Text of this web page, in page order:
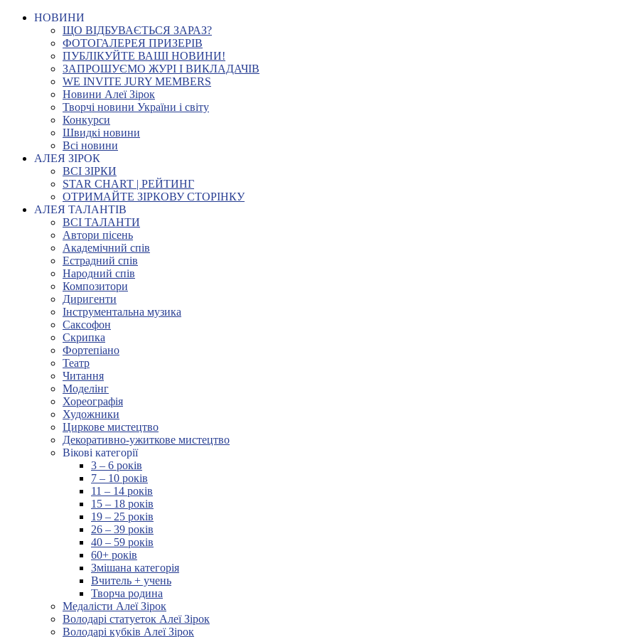
НОВИНИ
ЩО ВІДБУВАЄТЬСЯ ЗАРАЗ?
ФОТОГАЛЕРЕЯ ПРИЗЕРІВ
ПУБЛІКУЙТЕ ВАШІ НОВИНИ!
ЗАПРОШУЄМО ЖУРІ І ВИКЛАДАЧІВ
WE INVITE JURY MEMBERS
Новини Алеї Зірок
Творчі новини України і світу
Конкурси
Швидкі новини
Всі новини
АЛЕЯ ЗІРОК
ВСІ ЗІРКИ
STAR CHART | РЕЙТИНГ
ОТРИМАЙТЕ ЗІРКОВУ СТОРІНКУ
АЛЕЯ ТАЛАНТІВ
ВСІ ТАЛАНТИ
Автори пісень
Академічний спів
Естрадний спів
Народний спів
Композитори
Диригенти
Інструментальна музика
Саксофон
Скрипка
Фортепіано
Театр
Читання
Моделінг
Хореографія
Художники
Циркове мистецтво
Декоративно-ужиткове мистецтво
Вікові категорії
3 – 6 років
7 – 10 років
11 – 14 років
15 – 18 років
19 – 25 років
26 – 39 років
40 – 59 років
60+ років
Змішана категорія
Вчитель + учень
Творча родина
Медалісти Алеї Зірок
Володарі статуеток Алеї Зірок
Володарі кубків Алеї Зірок